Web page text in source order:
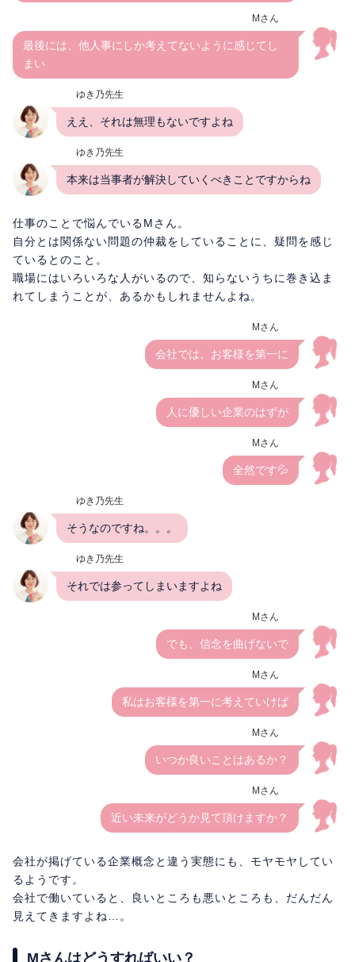
Mさん
最後には、他人事にしか考えてないように感じてし
まい
ゆき乃先生
ええ、それは無理もないですよね
ゆき乃先生
本来は当事者が解決していくべきことですからね
仕事のことで悩んでいるMさん。
自分とは関係ない問題の仲裁をしていることに、疑問を感じ
ているとのこと。
職場にはいろいろな人がいるので、知らないうちに巻き込ま
れてしまうことが、あるかもしれませんよね。
Mさん
会社では、お客様を第一に
Mさん
人に優しい企業のはずが
Mさん
全然です💦
ゆき乃先生
そうなのですね。。。
ゆき乃先生
それでは参ってしまいますよね
Mさん
でも、信念を曲げないで
Mさん
私はお客様を第一に考えていけば
Mさん
いつか良いことはあるか？
Mさん
近い未来がどうか見て頂けますか？
会社が掲げている企業概念と違う実態にも、モヤモヤしてい
るようです。
会社で働いていると、良いところも悪いところも、だんだん
見えてきますよね…。
Mさんはどうすればいい？